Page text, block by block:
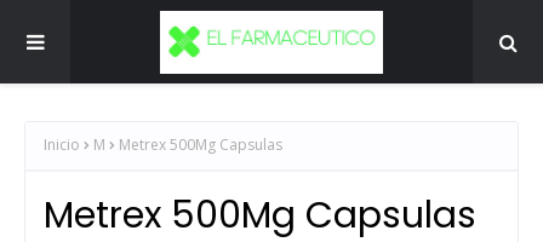
Inicio M Metrex 500Mg Capsulas
Metrex 500Mg Capsulas